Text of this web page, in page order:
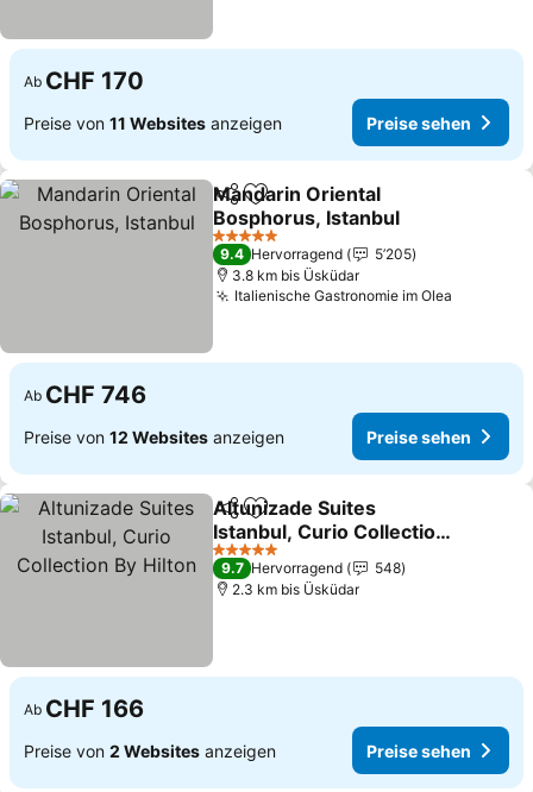
Ab CHF 170
Preise von 11 Websites anzeigen Preise sehen
TeilenZu Favoriten hinzufügen
Mandarin Oriental
Bosphorus, Istanbul
Preise sehen
5 Sterne
9.4 Hervorragend
5’205
3.8 km bis Üsküdar
Italienische Gastronomie im Olea
Ab CHF 746
Preise von 12 Websites anzeigen Preise sehen
TeilenZu Favoriten hinzufügen
Altunizade Suites
Istanbul, Curio Collection
By Hilton
Preise sehen
5 Sterne
9.7 Hervorragend
548
2.3 km bis Üsküdar
Ab CHF 166
Preise von 2 Websites anzeigen Preise sehen